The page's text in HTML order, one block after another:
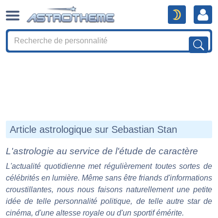
Article astrologique sur Sebastian Stan
L'astrologie au service de l'étude de caractère
L'actualité quotidienne met régulièrement toutes sortes de
célébrités en lumière. Même sans être friands d'informations
croustillantes, nous nous faisons naturellement une petite
idée de telle personnalité politique, de telle autre star de
cinéma, d'une altesse royale ou d'un sportif émérite.